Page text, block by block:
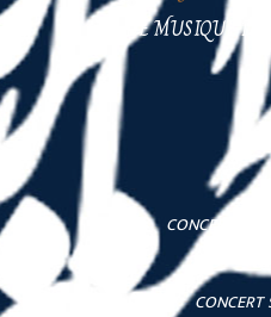
DE MUSIQUE
CONCERT
CONCERT